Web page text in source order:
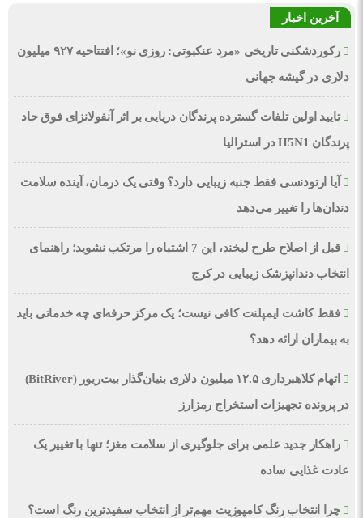
آخرین اخبار
رکوردشکنی تاریخی «مرد عنکبوتی: روزی نو»؛ افتتاحیه ۹۲۷ میلیون
دلاری در گیشه جهانی
تایید اولین تلفات گسترده پرندگان دریایی بر اثر آنفولانزای فوق حاد
پرندگان H5N1 در استرالیا
آیا ارتودنسی فقط جنبه زیبایی دارد؟ وقتی یک درمان، آینده سلامت
دندان‌ها را تغییر می‌دهد
قبل از اصلاح طرح لبخند، این 7 اشتباه را مرتکب نشوید؛ راهنمای
انتخاب دندانپزشک زیبایی در کرج
فقط کاشت ایمپلنت کافی نیست؛ یک مرکز حرفه‌ای چه خدماتی باید
به بیماران ارائه دهد؟
اتهام کلاهبرداری ۱۲.۵ میلیون دلاری بنیان‌گذار بیت‌ریور (BitRiver)
در پرونده تجهیزات استخراج رمزارز
راهکار جدید علمی برای جلوگیری از سلامت مغز؛ تنها با تغییر یک
عادت غذایی ساده
چرا انتخاب رنگ کامپوزیت مهم‌تر از انتخاب سفیدترین رنگ است؟